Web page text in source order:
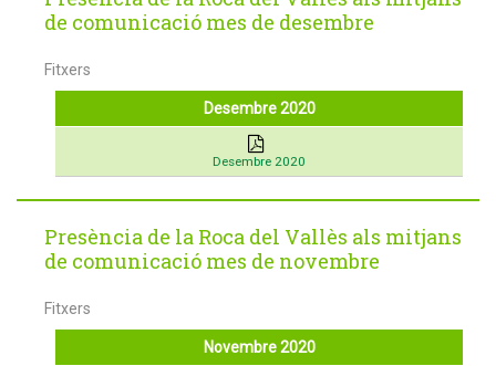
de comunicació mes de desembre
Fitxers
Desembre 2020
Desembre 2020
Presència de la Roca del Vallès als mitjans
de comunicació mes de novembre
Fitxers
Novembre 2020